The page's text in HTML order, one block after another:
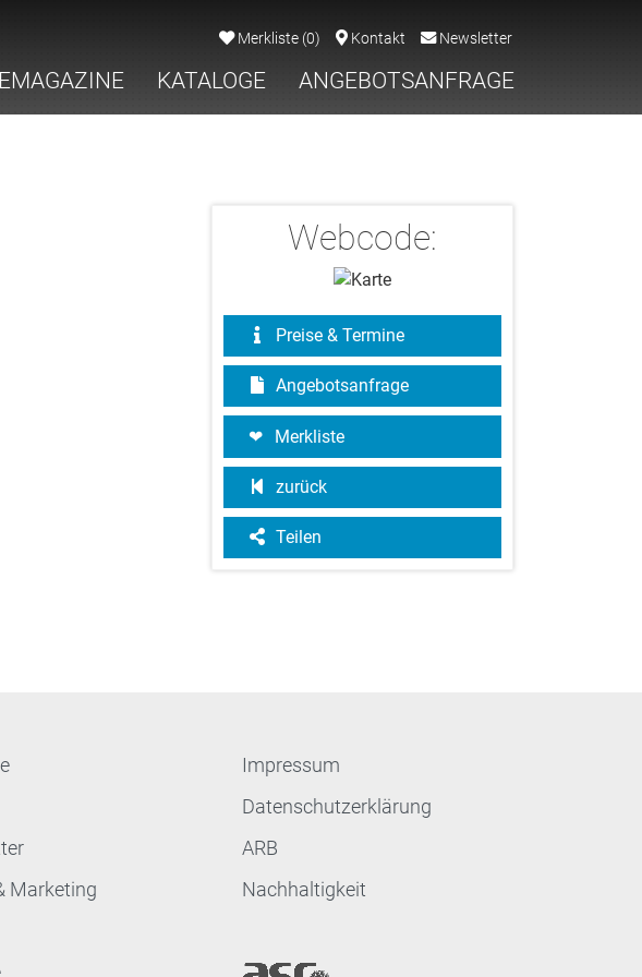
Merkliste (0) Kontakt Newsletter
KATALOGE ANGEBOTSANFRAGE
Webcode:
Preise & Termine
Angebotsanfrage
Merkliste
zurück
Teilen
Marketing
Impressum
Datenschutzerklärung
ARB
Nachhaltigkeit